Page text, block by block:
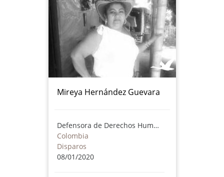
Mireya Hernández Guevara
Defensora de Derechos Humanos
Colombia
Disparos
08/01/2020